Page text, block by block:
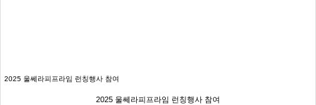
2025 울쎄라피프라임 런칭행사 참여
2025 울쎄라피프라임 런칭행사 참여